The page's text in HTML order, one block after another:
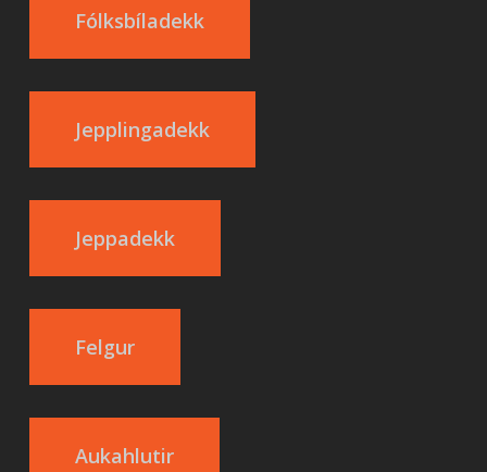
Fólksbíladekk
Jepplingadekk
Jeppadekk
Felgur
Aukahlutir